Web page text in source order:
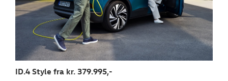
ID.4 Style fra kr. 379.995,-